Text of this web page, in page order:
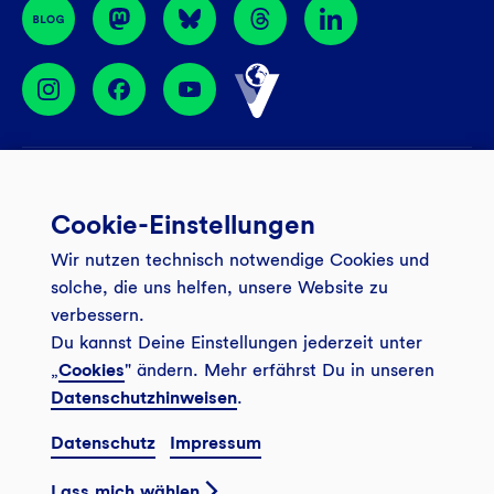
BIC: GENODEM1GLS
Banking App
Service
Onlinebanking Login
Sicheres Banking
FAQ
Kontakt
Newsletter
Unsere Angebote
Girokonto
Mitgliederkonto
Tagesgeldkonto
Finanzieren
Wo wirkt die GLS?
Weitersagen
Veranstaltungen
Filiale finden
Kundenmagazin Bankspiegel
Sozial-ökologisch seit 1974
© 2026 GLS Gemeinschaftsbank eG
Cookie-Einstellungen
Wir nutzen technisch notwendige Cookies und
solche, die uns helfen, unsere Website zu
verbessern.
Du kannst Deine Einstellungen jederzeit unter
„Cookies" ändern. Mehr erfährst Du in unseren
Datenschutzhinweisen.
Datenschutz Impressum